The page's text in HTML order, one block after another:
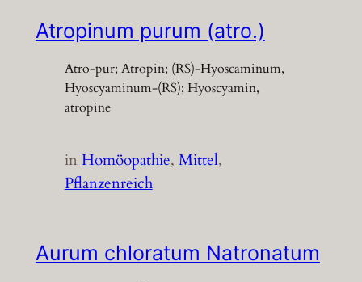
Atropinum purum (atro.)
Atro-pur; Atropin; (RS)-Hyoscaminum,
Hyoscyaminum-(RS); Hyoscyamin,
atropine
inHomöopathie, Mittel
Pflanzenreich
Aurum chloratum Natronatum